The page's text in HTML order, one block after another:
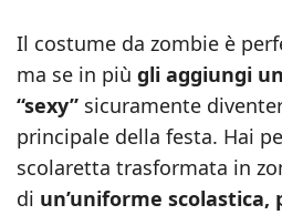
Il costume da zombie è
ma se in più gli aggiungi
“sexy” sicuramente
principale della festa. Hai
scolaretta trasformata in
di un’uniforme